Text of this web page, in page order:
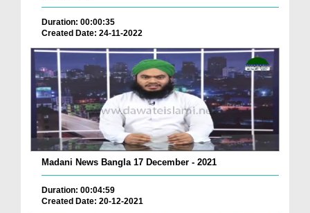
Duration: 00:00:35
Created Date: 24-11-2022
Madani News Bangla 17 December - 2021
Duration: 00:04:59
Created Date: 20-12-2021